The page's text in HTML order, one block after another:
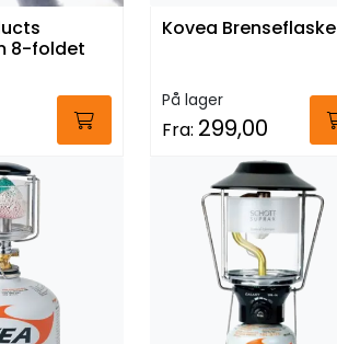
8-foldet
Kovea Brenseflaske
På lager
Fra: 299,00